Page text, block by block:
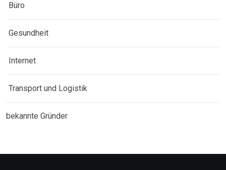
Büro
Gesundheit
Internet
Transport und Logistik
bekannte Gründer